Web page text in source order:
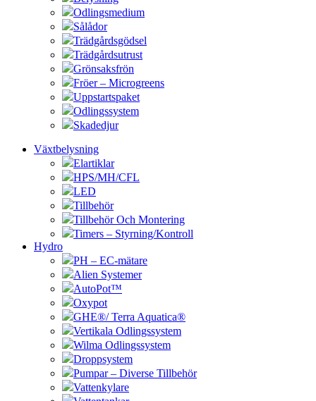
Odlingsmedium
Sålådor
Trädgårdsgödsel
Trädgårdsutrust
Grönsaksfrön
Fröer – Microgreens
Uppstartspaket
Odlingssystem
Skadedjur
Växtbelysning
Elartiklar
HPS/MH/CFL
LED
Tillbehör
Tillbehör Och Montering
Timers – Styrning/Kontroll
Hydro
PH – EC-mätare
Alien Systemer
AutoPot™
Oxypot
GHE®/ Terra Aquatica®
Vertikala Odlingssystem
Wilma Odlingssystem
Droppsystem
Pumpar – Diverse Tillbehör
Vattenkylare